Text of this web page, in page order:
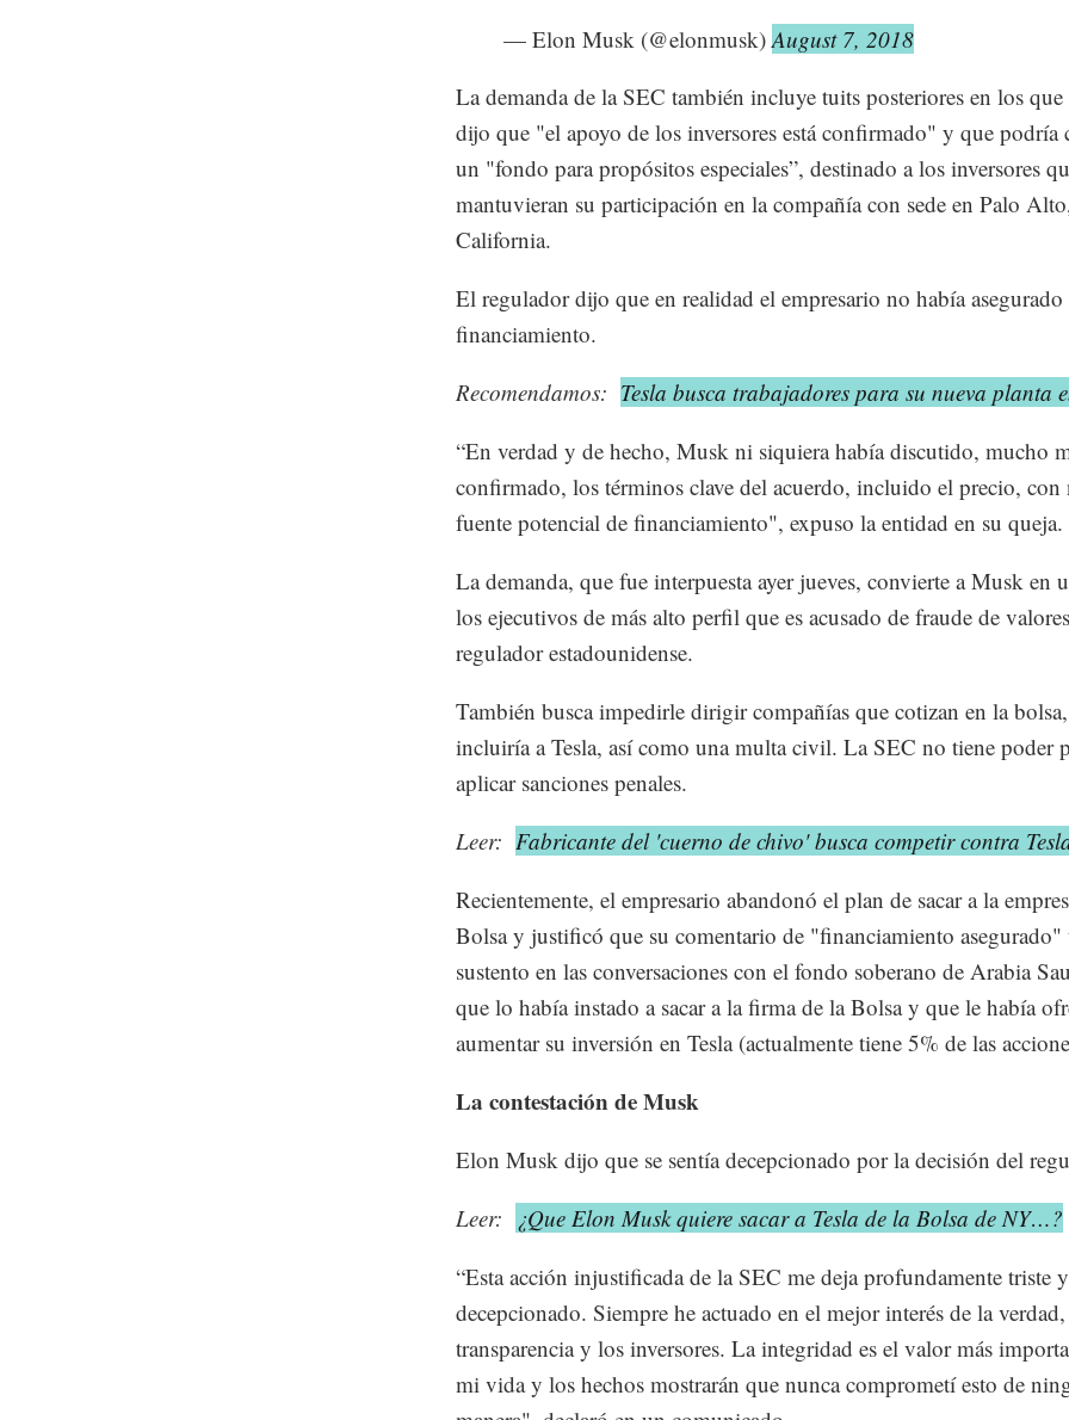
— Elon Musk (@elonmusk) August 7, 2018
La demanda de la SEC también incluye tuits posteriores en los
dijo que "el apoyo de los inversores está confirmado" y que podría
un "fondo para propósitos especiales”, destinado a los inversores
mantuvieran su participación en la compañía con sede en Palo
California.
El regulador dijo que en realidad el empresario no había asegurado
financiamiento.
Recomendamos: Tesla busca trabajadores para su nueva planta
“En verdad y de hecho, Musk ni siquiera había discutido, mucho
confirmado, los términos clave del acuerdo, incluido el precio, con
fuente potencial de financiamiento", expuso la entidad en su queja.
La demanda, que fue interpuesta ayer jueves, convierte a Musk en
los ejecutivos de más alto perfil que es acusado de fraude de
regulador estadounidense.
También busca impedirle dirigir compañías que cotizan en la
incluiría a Tesla, así como una multa civil. La SEC no tiene poder
aplicar sanciones penales.
Leer: Fabricante del 'cuerno de chivo' busca competir contra
Recientemente, el empresario abandonó el plan de sacar a la
Bolsa y justificó que su comentario de "financiamiento asegurado"
sustento en las conversaciones con el fondo soberano de Arabia
que lo había instado a sacar a la firma de la Bolsa y que le había
aumentar su inversión en Tesla (actualmente tiene 5% de las
La contestación de Musk
Elon Musk dijo que se sentía decepcionado por la decisión del
Leer:
¿Que Elon Musk quiere sacar a Tesla de la Bolsa de NY…?
“Esta acción injustificada de la SEC me deja profundamente triste y
decepcionado. Siempre he actuado en el mejor interés de la
transparencia y los inversores. La integridad es el valor más
mi vida y los hechos mostrarán que nunca comprometí esto de